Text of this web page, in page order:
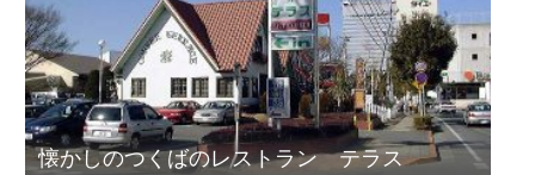
懐かしのつくばのレストラン テラス